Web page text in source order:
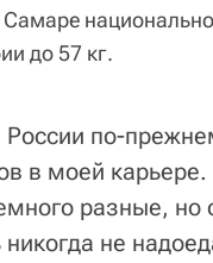
до 57 кг.
по-
в моей
разные, но
не